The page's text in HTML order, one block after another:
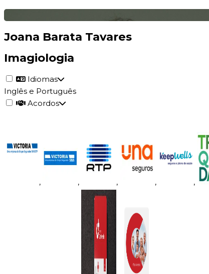
Joana Barata Tavares
Imagiologia
Idiomas
Inglês e Português
Acordos
, , , , ,